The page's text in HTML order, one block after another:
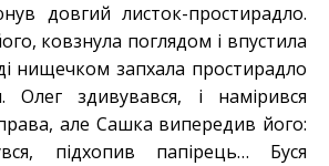
довгий листок-простирадло.
ковзнула поглядом і впустила
нищечком запхала простирадло
Олег здивувався, і намірився
але Сашка випередив його:
підхопив папірець… Буся